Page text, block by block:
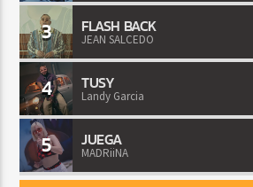
3 FLASH BACK
JEAN SALCEDO
4 TUSY
Landy Garcia
5 JUEGA
MADRiiNA